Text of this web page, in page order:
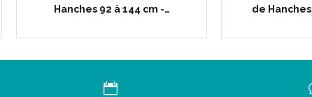
Hanches 92 à 144 cm -…
de Hanches